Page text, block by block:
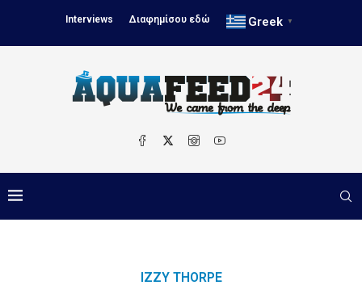
Interviews Διαφημίσου εδώ Greek ▼
IZZY THORPE